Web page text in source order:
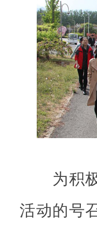
为积极
活动的号